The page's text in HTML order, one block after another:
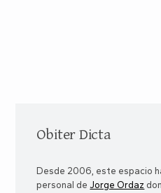
Obiter Dicta
Desde 2006, este espacio
personal de Jorge Ordaz